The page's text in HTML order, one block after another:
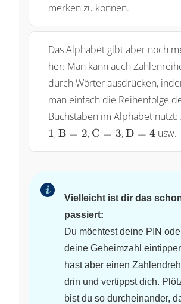
merken zu können.
Das Alphabet gibt aber noch
her: Man kann auch
durch Wörter ausdrücken,
man einfach die Reihenfolge
Buchstaben im Alphabet nutzt:
1,\text{B}=2
B = 2, \text{C}=3
C = 3,\text{D}=4
D = 4 usw.
Vielleicht ist dir das
passiert:
Du möchtest deine PIN
deine Geheimzahl
hast aber einen
drin und vertippst dich.
bist du so durcheinander,